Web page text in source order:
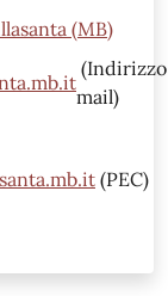
(MB)
(Indirizzo
mail)
(PEC)